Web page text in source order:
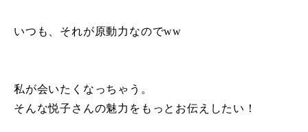
いつも、それが原動力なのでww
私が会いたくなっちゃう。
そんな悦子さんの魅力をもっとお伝えしたい！